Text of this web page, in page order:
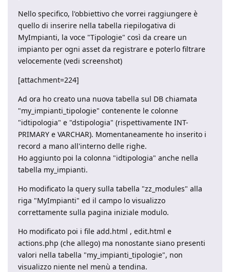
Nello specifico, l'obbiettivo che vorrei raggiungere è
quello di inserire nella tabella riepilogativa di
MyImpianti, la voce "Tipologie" così da creare un
impianto per ogni asset da registrare e poterlo filtrare
velocemente (vedi screenshot)
[attachment=224]
Ad ora ho creato una nuova tabella sul DB chiamata
"my_impianti_tipologie" contenente le colonne
"idtipologia" e "dstipologia" (rispettivamente INT-
PRIMARY e VARCHAR). Momentaneamente ho inserito i
record a mano all'interno delle righe.
Ho aggiunto poi la colonna "idtipologia" anche nella
tabella my_impianti.
Ho modificato la query sulla tabella "zz_modules" alla
riga "MyImpianti" ed il campo lo visualizzo
correttamente sulla pagina iniziale modulo.
Ho modificato poi i file add.html , edit.html e
actions.php (che allego) ma nonostante siano presenti
valori nella tabella "my_impianti_tipologie", non
visualizzo niente nel menù a tendina.